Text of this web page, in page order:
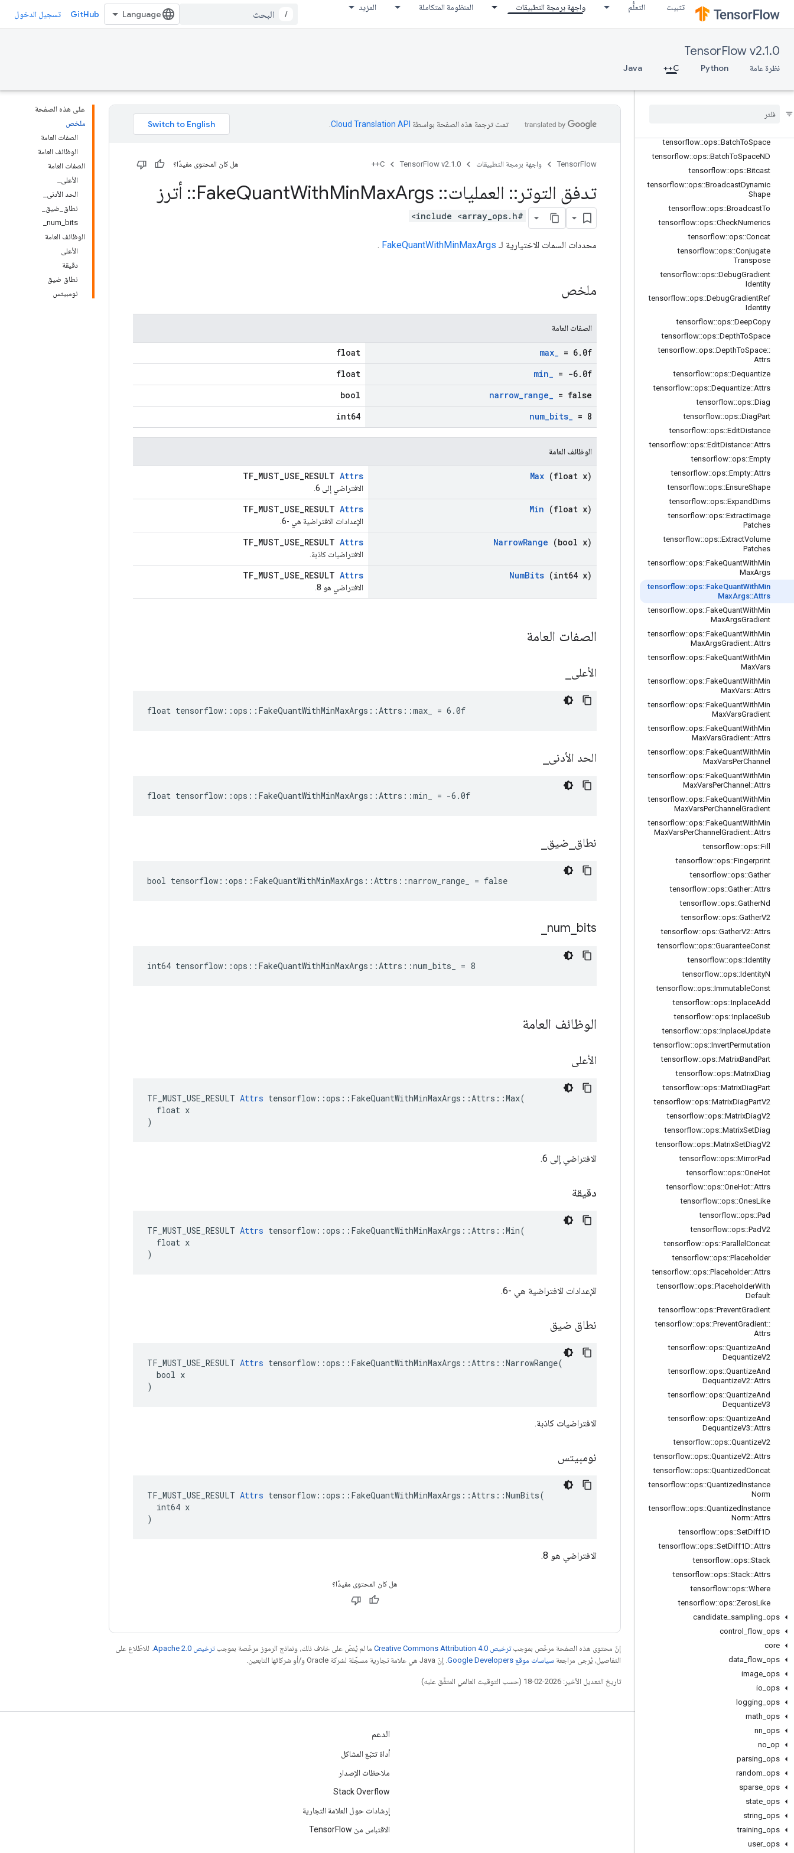
تثبيت التعلُّم واجهة برمجة التطبيقات المنظومة المتكاملة المزيد
/
GitHub تسجيل الدخول
TensorFlow v2.1.0
نظرة عامة Python
C++
Java
_ops
tensorflow::ops::BatchToSpace
tensorflow::ops::BatchToSpaceND
tensorflow::ops::Bitcast
tensorflow::ops::BroadcastDynamic
Shape
tensorflow::ops::BroadcastTo
tensorflow::ops::CheckNumerics
tensorflow::ops::Concat
tensorflow::ops::Conjugate
Transpose
tensorflow::ops::DebugGradient
Identity
tensorflow::ops::DebugGradientRef
Identity
tensorflow::ops::DeepCopy
tensorflow::ops::DepthToSpace
tensorflow::ops::DepthToSpace::
Attrs
tensorflow::ops::Dequantize
tensorflow::ops::Dequantize::Attrs
tensorflow::ops::Diag
tensorflow::ops::DiagPart
tensorflow::ops::EditDistance
tensorflow::ops::EditDistance::Attrs
tensorflow::ops::Empty
tensorflow::ops::Empty::Attrs
tensorflow::ops::EnsureShape
tensorflow::ops::ExpandDims
tensorflow::ops::ExtractImage
Patches
tensorflow::ops::ExtractVolume
Patches
tensorflow::ops::FakeQuantWithMin
MaxArgs
tensorflow::ops::FakeQuantWithMin
MaxArgs::Attrs
tensorflow::ops::FakeQuantWithMin
MaxArgsGradient
tensorflow::ops::FakeQuantWithMin
MaxArgsGradient::Attrs
tensorflow::ops::FakeQuantWithMin
MaxVars
tensorflow::ops::FakeQuantWithMin
MaxVars::Attrs
tensorflow::ops::FakeQuantWithMin
MaxVarsGradient
tensorflow::ops::FakeQuantWithMin
MaxVarsGradient::Attrs
tensorflow::ops::FakeQuantWithMin
MaxVarsPerChannel
tensorflow::ops::FakeQuantWithMin
MaxVarsPerChannel ::Attrs
tensorflow::ops::FakeQuantWithMin
MaxVarsPerChannel Gradient
tensorflow::ops::FakeQuantWithMin
MaxVarsPerChannel Gradient::Attrs
tensorflow::ops::Fill
tensorflow::ops::Fingerprint
tensorflow::ops::Gather
tensorflow::ops::Gather::Attrs
tensorflow::ops::GatherNd
tensorflow::ops::GatherV2
tensorflow::ops::GatherV2::Attrs
tensorflow::ops::GuaranteeConst
tensorflow::ops::Identity
tensorflow::ops::IdentityN
tensorflow::ops::ImmutableConst
tensorflow::ops::InplaceAdd
tensorflow::ops::InplaceSub
tensorflow::ops::InplaceUpdate
tensorflow::ops::InvertPermutation
tensorflow::ops::MatrixBandPart
tensorflow::ops::MatrixDiag
tensorflow::ops::MatrixDiagPart
tensorflow::ops::MatrixDiagPartV2
tensorflow::ops::MatrixDiagV2
tensorflow::ops::MatrixSetDiag
tensorflow::ops::MatrixSetDiagV2
tensorflow::ops::MirrorPad
tensorflow::ops::OneHot
tensorflow::ops::OneHot::Attrs
tensorflow::ops::OnesLike
tensorflow::ops::Pad
tensorflow::ops::PadV2
tensorflow::ops::Parallel Concat
tensorflow::ops::Placeholder
tensorflow::ops::Placeholder::Attrs
tensorflow::ops::PlaceholderWith
Default
tensorflow::ops::PreventGradient
tensorflow::ops::PreventGradient::
Attrs
tensorflow::ops::QuantizeAnd
DequantizeV2
tensorflow::ops::QuantizeAnd
DequantizeV2::Attrs
tensorflow::ops::QuantizeAnd
DequantizeV3
tensorflow::ops::QuantizeAnd
DequantizeV3::Attrs
tensorflow::ops::QuantizeV2
tensorflow::ops::QuantizeV2::Attrs
tensorflow::ops::QuantizedConcat
tensorflow::ops::QuantizedInstance
Norm
tensorflow::ops::QuantizedInstance
Norm::Attrs
tensorflow::ops::SetDiff1D
tensorflow::ops::SetDiff1D::Attrs
tensorflow::ops::Stack
tensorflow::ops::Stack::Attrs
tensorflow::ops::Where
tensorflow::ops::ZerosLike
candidate sampling ops
control
flow ops
core
data flow ops
image ops
io ops
logging ops
math ops
nn ops
no op
parsing ops
random ops
sparse ops
state ops
string ops
training ops
user_ ops
على هذه الصفحة
ملخص
الصفات العامة
الوظائف العامة
الصفات العامة
الأعلى_
الحد الأدنى_
نطاق_ضيق_
num_bits_
الوظائف العامة
الأعلى
دقيقة
نطاق ضيق
نومبيتس
تمت ترجمة هذه الصفحة بواسطة Cloud Translation API‏
TensorFlow واجهة برمجة التطبيقات TensorFlow v2.1.0
C++ هل كان المحتوى مفيدًا؟
تدفق التوتر :: العمليات::
QuantWithMinMaxArgs
:: أترز
#include <array_ops.h>
محددات السمات الاختيارية لـ FakeQuantWithMinMaxArgs
.
ملخص
الصفات العامة
max_ = 6. 0f
float
min_ = -6. 0f
float
narrow_range_ = false
bool
num_bits_ = 8
int64
الوظائف العامة
Max (float x)
TF_MUST_USE_RESULT Attrs
الافتراضي إلى 6.
Min (float x)
TF_MUST_USE_RESULT Attrs
الإعدادات الافتراضية هي -6.
NarrowRange (bool x)
TF_MUST_USE_RESULT Attrs
الافتراضيات كاذبة.
NumBits (int64 x)
TF_MUST_USE_RESULT Attrs
الافتراضي هو 8.
الصفات العامة
الأعلى
float tensorflow::ops::FakeQuantWithMinMaxArgs::Attrs::max_ = 6.0f
الحد الأدنى
float tensorflow::ops::FakeQuantWithMinMaxArgs::Attrs::min_ = -6.0f
نطاق ضيق
bool tensorflow::ops::FakeQuantWithMinMaxArgs::Attrs::narrow_range_ = false
num bits
int64 tensorflow::ops::FakeQuantWithMinMaxArgs::Attrs::num_bits_ = 8
الوظائف العامة
الأعلى
TF_MUST_USE_RESULT Attrs tensorflow::ops::FakeQuantWithMinMaxArgs::Attrs::Max(
  float x
)
الافتراضي إلى 6.
دقيقة
TF_MUST_USE_RESULT Attrs tensorflow::ops::FakeQuantWithMinMaxArgs::Attrs::Min(
  float x
)
الإعدادات الافتراضية هي -6.
نطاق ضيق
TF_MUST_USE_RESULT Attrs tensorflow::ops::FakeQuantWithMinMaxArgs::Attrs::NarrowRange(
  bool x
)
الافتراضيات كاذبة.
نومبيتس
TF_MUST_USE_RESULT Attrs tensorflow::ops::FakeQuantWithMinMaxArgs::Attrs::NumBits(
  int64 x
)
الافتراضي هو 8.
هل كان المحتوى مفيدًا؟
إنّ محتوى هذه الصفحة مرخّص بموجبترخيص Creative Commons Attribution 4.0‏ ما لم يُنصّ على خلاف ذلك، ونماذج الرموز مرخّصة بموجبترخيص Apache 2.0‏
. للاطّلاع على
التفاصيل، يُرجى مراجعة سياسات موقع Google Developers‏ . إنّ Java هي علامة تجارية مسجَّلة لشركة Oracle و/أو شركائها التابعين.
تاريخ التعديل الأخير: 2026-02-18 (حسب التوقيت العالمي المتفَّق عليه)
التواصل الاجتماعي
المنتدى
GitHub
YouTube
الدعم
أداة تتبّع المشاكل
ملاحظات الإصدار
Stack Overflow
إرشادات حول العلامة التجارية
الاقتباس من TensorFlow